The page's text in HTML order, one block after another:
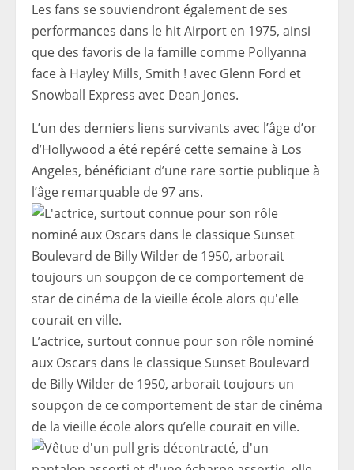
Les fans se souviendront également de ses
performances dans le hit Airport en 1975, ainsi
que des favoris de la famille comme Pollyanna
face à Hayley Mills, Smith ! avec Glenn Ford et
Snowball Express avec Dean Jones.
L’un des derniers liens survivants avec l’âge d’or
d’Hollywood a été repéré cette semaine à Los
Angeles, bénéficiant d’une rare sortie publique à
l’âge remarquable de 97 ans.
L’actrice, surtout connue pour son rôle nominé
aux Oscars dans le classique Sunset Boulevard
de Billy Wilder de 1950, arborait toujours un
soupçon de ce comportement de star de cinéma
de la vieille école alors qu’elle courait en ville.